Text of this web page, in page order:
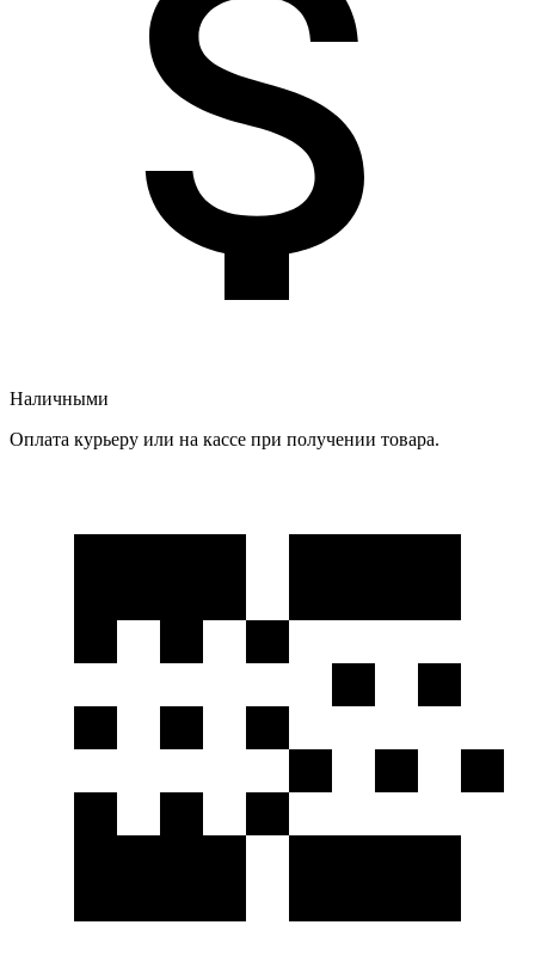
Наличными
Оплата курьеру или на кассе при получении товара.